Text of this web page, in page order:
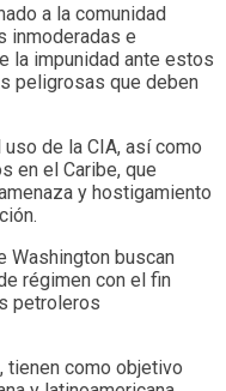
a la comunidad
inmoderadas e
la impunidad ante estos
peligrosas que deben
de la CIA, así como
en el Caribe, que
y hostigamiento
Washington buscan
régimen con el fin
petroleros
tienen como objetivo